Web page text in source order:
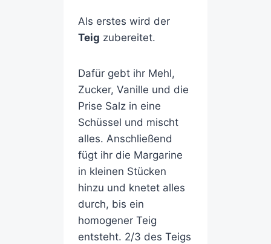
Als erstes wird der
Teig zubereitet.
Dafür gebt ihr Mehl,
Zucker, Vanille und die
Prise Salz in eine
Schüssel und mischt
alles. Anschließend
fügt ihr die Margarine
in kleinen Stücken
hinzu und knetet alles
durch, bis ein
homogener Teig
entsteht. 2/3 des Teigs